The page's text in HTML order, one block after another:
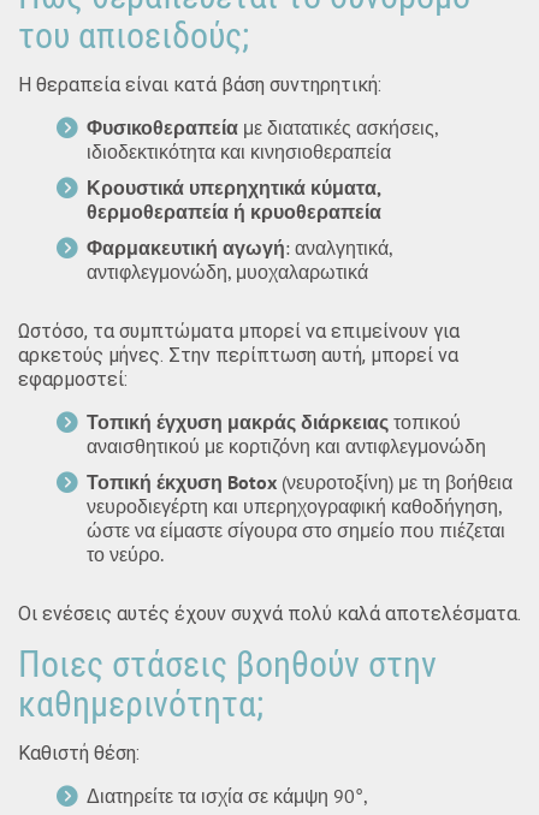
του απιοειδούς;
Η θεραπεία είναι κατά βάση συντηρητική:
Φυσικοθεραπεία με διατατικές ασκήσεις,
ιδιοδεκτικότητα και κινησιοθεραπεία
Κρουστικά υπερηχητικά κύματα,
θερμοθεραπεία ή κρυοθεραπεία
Φαρμακευτική αγωγή: αναλγητικά,
αντιφλεγμονώδη, μυοχαλαρωτικά
Ωστόσο, τα συμπτώματα μπορεί να επιμείνουν για
αρκετούς μήνες. Στην περίπτωση αυτή, μπορεί να
εφαρμοστεί:
Τοπική έγχυση μακράς διάρκειας τοπικού
αναισθητικού με κορτιζόνη και αντιφλεγμονώδη
Τοπική έκχυση Botox (νευροτοξίνη) με τη βοήθεια
νευροδιεγέρτη και υπερηχογραφική καθοδήγηση,
ώστε να είμαστε σίγουρα στο σημείο που πιέζεται
το νεύρο.
Οι ενέσεις αυτές έχουν συχνά πολύ καλά αποτελέσματα.
Ποιες στάσεις βοηθούν στην
καθημερινότητα;
Καθιστή θέση:
Διατηρείτε τα ισχία σε κάμψη 90°,